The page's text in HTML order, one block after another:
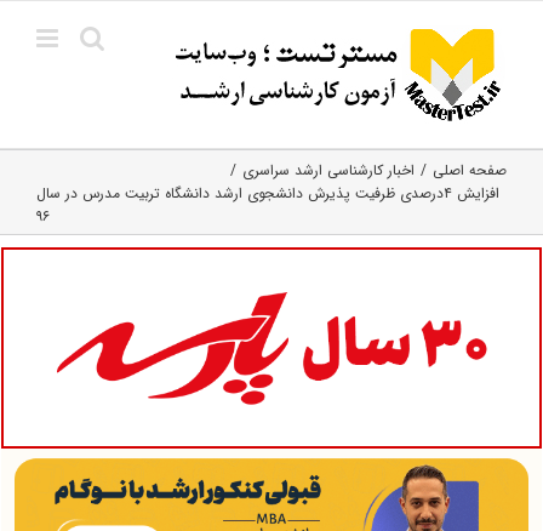
content
صفحه اصلی
اخبار کارشناسی ارشد سراسری
افزایش ۴درصدی ظرفیت پذیرش دانشجوی ارشد دانشگاه تربیت مدرس در سال
۹۶